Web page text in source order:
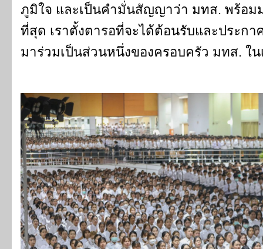
ภูมิใจ และเป็นคำมั่นสัญญาว่า มทส. พร้อม
ที่สุด เราตั้งตารอที่จะได้ต้อนรับและประก
มาร่วมเป็นส่วนหนึ่งของครอบครัว มทส. ใน